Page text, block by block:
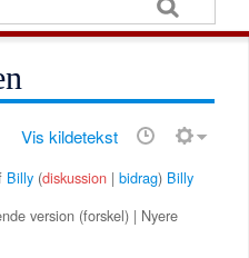
Vis kildetekst
Billy (diskussion |bidrag) Billy
version (forskel) | Nyere